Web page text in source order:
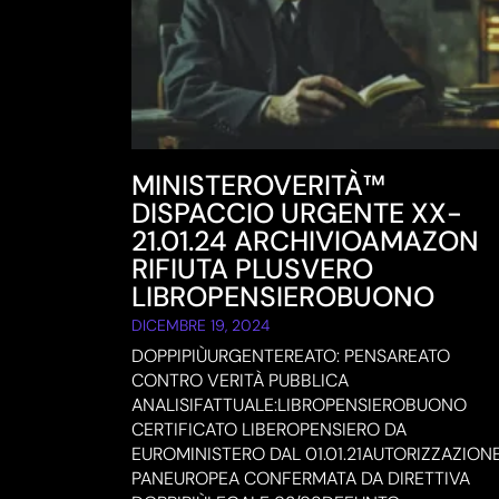
MINISTEROVERITÀ™
DISPACCIO URGENTE XX-
21.01.24 ARCHIVIOAMAZON
RIFIUTA PLUSVERO
LIBROPENSIEROBUONO
DICEMBRE 19, 2024
DOPPIPIÙURGENTEREATO: PENSAREATO
CONTRO VERITÀ PUBBLICA
ANALISIFATTUALE:LIBROPENSIEROBUONO
CERTIFICATO LIBEROPENSIERO DA
EUROMINISTERO DAL
PANEUROPEA CONFERMATA DA DIRETTIVA